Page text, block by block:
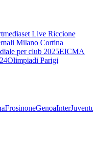
Live Riccione
Milano Cortina
per club 2025EICMA
Olimpiadi Parigi
FrosinoneGenoaInter